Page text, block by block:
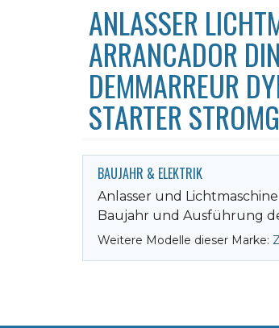
ANLASSER
ARRANCADOR
DEMMARREUR
STARTER
BAUJAHR & ELEKTRIK
Anlasser und
Baujahr und Ausführung
Weitere Modelle dieser Marke: